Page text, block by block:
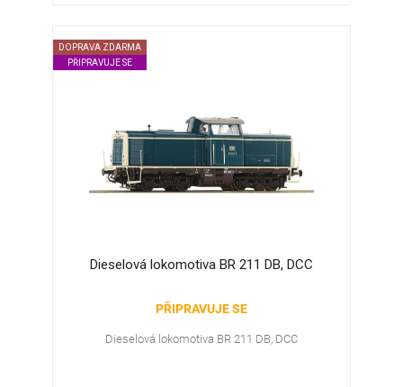
DOPRAVA ZDARMA
PŘIPRAVUJE SE
Dieselová lokomotiva BR 211 DB, DCC
PŘIPRAVUJE SE
Dieselová lokomotiva BR 211 DB, DCC